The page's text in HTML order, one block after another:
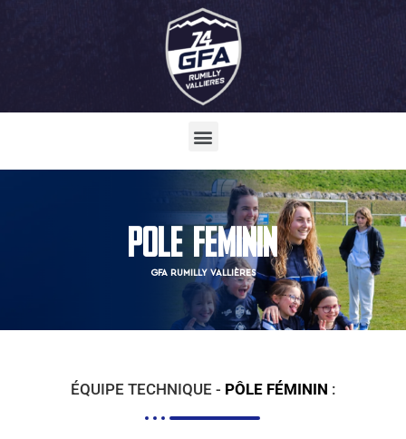
POLE FEMININ
GFA RUMILLY VALLIÈRES
ÉQUIPE TECHNIQUE - PÔLE FÉMININ :